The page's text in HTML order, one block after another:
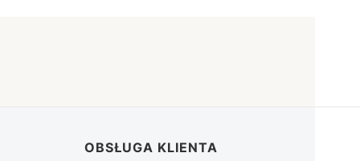
OBSŁUGA KLIENTA